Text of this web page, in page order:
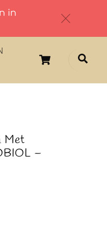
in
c
Cart
Met
–